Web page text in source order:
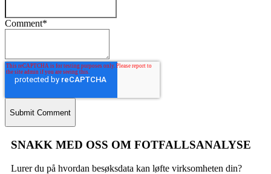
Comment*
SNAKK MED OSS OM FOTFALLSANALYSE
Lurer du på hvordan besøksdata kan løfte virksomheten din?